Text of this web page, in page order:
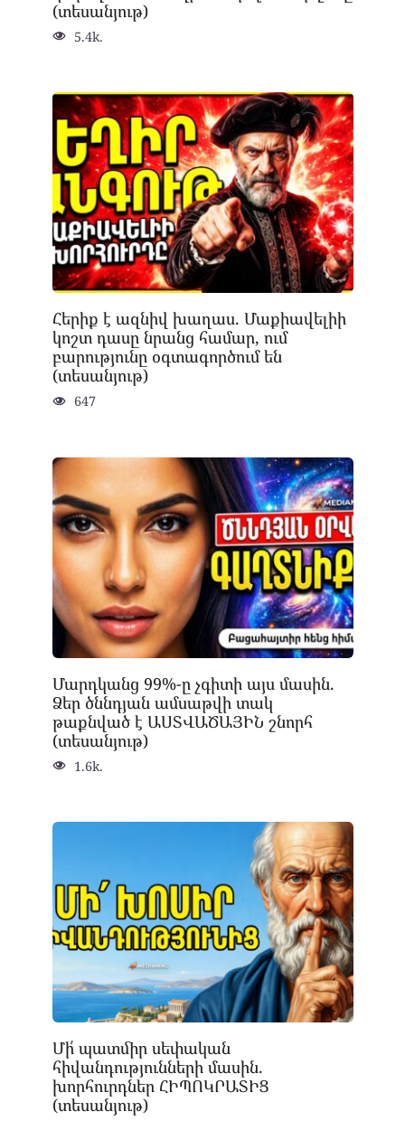
(տեսանյութ)
5.4k.
Հերիք է ազնիվ խաղաս. Մաքիավելիի
կոշտ դասը նրանց համար, ում
բարությունը օգտագործում են
(տեսանյութ)
647
Մարդկանց 99%-ը չգիտի այս մասին.
Ձեր ծննդյան ամսաթվի տակ
թաքնված է ԱՍՏՎԱԾԱՅԻՆ շնորհ
(տեսանյութ)
1.6k.
Մի՛ պատմիր սեփական
հիվանդությունների մասին.
խորհուրդներ ՀԻՊՈԿՐԱՏԻՑ
(տեսանյութ)